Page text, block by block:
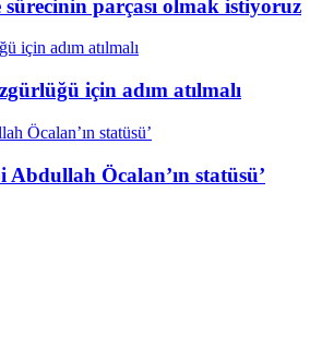
parçası olmak istiyoruz
için adım atılmalı
Öcalan’ın statüsü’